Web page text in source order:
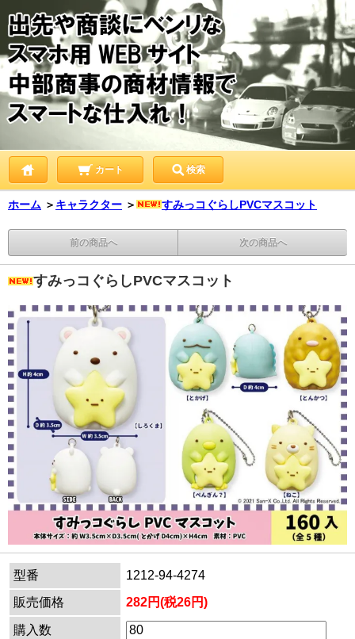
カート 検索
ホーム ＞ キャラクター ＞ すみっコぐらしPVCマスコット
前の商品へ 次の商品へ
すみっコぐらしPVCマスコット
型番
1212-94-4274
販売価格
282円(税26円)
購入数